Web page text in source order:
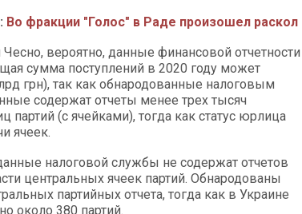
Во фракции "Голос" в Раде произошел раскол
вероятно, данные финансовой отчетности
сумма поступлений в 2020 году может
грн), так как обнародованные налоговым
содержат отчеты менее трех тысяч
партий (с ячейками), тогда как статус юрлица
ячеек.
налоговой службы не содержат отчетов
центральных ячеек партий. Обнародованы
партийных отчета, тогда как в Украине
около 380 партий.